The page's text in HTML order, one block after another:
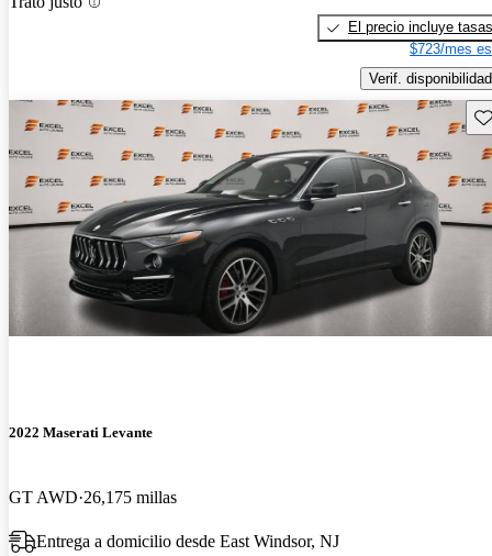
El precio incluye tasas
$723/mes
Verif. disponibilidad
2022 Maserati Levante
GT AWD 26,175 millas
Entrega a domicilio desde East Windsor, NJ